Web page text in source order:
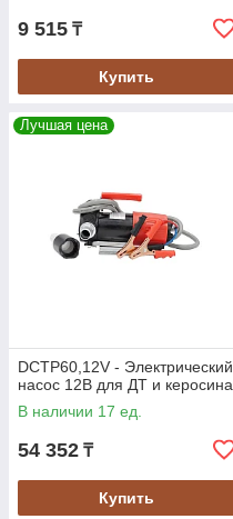
9 515 ₸
Купить
Лучшая цена
DCTP60,12V - Электрический
насос 12В для ДТ и керосина
В наличии 17 ед.
54 352 ₸
Купить